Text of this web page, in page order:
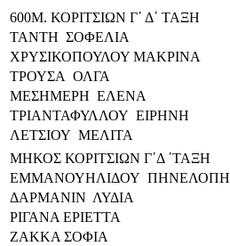
600Μ. ΚΟΡΙΤΣΙΩΝ Γ΄ Δ΄ ΤΑΞΗ
ΤΑΝΤΗ ΣΟΦΕΛΙΑ
ΧΡΥΣΙΚΟΠΟΥΛΟΥ ΜΑΚΡΙΝΑ
ΤΡΟΥΣΑ ΟΛΓΑ
ΜΕΣΗΜΕΡΗ ΕΛΕΝΑ
ΤΡΙΑΝΤΑΦΥΛΛΟΥ ΕΙΡΗΝΗ
ΛΕΤΣΙΟΥ ΜΕΛΙΤΑ
ΜΗΚΟΣ ΚΟΡΙΤΣΙΩΝ Γ΄Δ ΄ΤΑΞΗ
ΕΜΜΑΝΟΥΗΛΙΔΟΥ ΠΗΝΕΛΟΠΗ
ΔΑΡΜΑΝΙΝ ΛΥΔΙΑ
ΡΙΓΑΝΑ ΕΡΙΕΤΤΑ
ΖΑΚΚΑ ΣΟΦΙΑ